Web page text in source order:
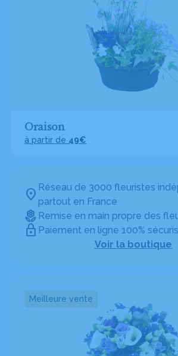
Réseau de 3000 fleuristes
partout en France
Remise en main propre des
Paiement en ligne 100%
Voir la boutique
Oraison
à partir de 49€
Meilleure vente